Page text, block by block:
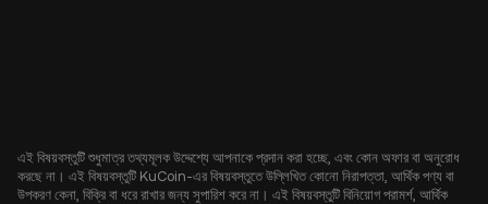
এই বিষয়বস্তুটি শুধুমাত্র তথ্যমূলক উদ্দেশ্যে আপনাকে প্রদান করা হচ্ছে, এবং কোন অফার বা অনুরোধ
করছে না। এই বিষয়বস্তুটি KuCoin-এর বিষয়বস্তুতে উল্লিখিত কোনো নিরাপত্তা, আর্থিক পণ্য বা
উপকরণ কেনা, বিক্রি বা ধরে রাখার জন্য সুপারিশ করে না। এই বিষয়বস্তুটি বিনিয়োগ পরামর্শ, আর্থিক